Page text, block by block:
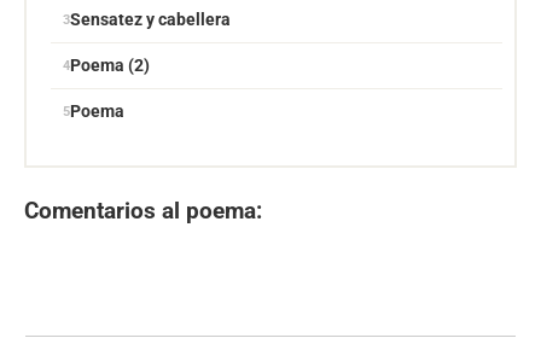
Sensatez y cabellera
Poema (2)
Poema
Comentarios al poema: